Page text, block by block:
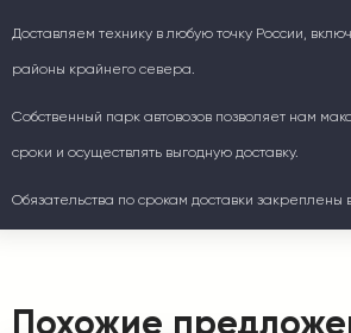
Доставляем технику в любую точку России,
районы крайнего севера.
Собственный парк автовозов позволяет нам
сроки и осуществлять выгодную доставку.
Обязательства по срокам доставки закреплены
Похожие